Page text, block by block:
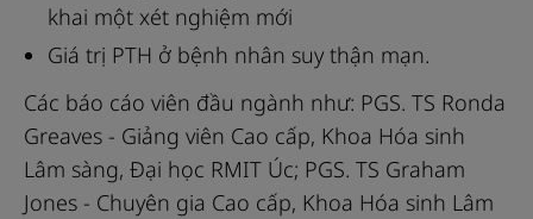
khai một xét nghiệm mới
Giá trị PTH ở bệnh nhân suy thận mạn.
Các báo cáo viên đầu ngành như: PGS. TS Ronda
Greaves - Giảng viên Cao cấp, Khoa Hóa sinh
Lâm sàng, Đại học RMIT Úc; PGS. TS Graham
Jones - Chuyên gia Cao cấp, Khoa Hóa sinh Lâm